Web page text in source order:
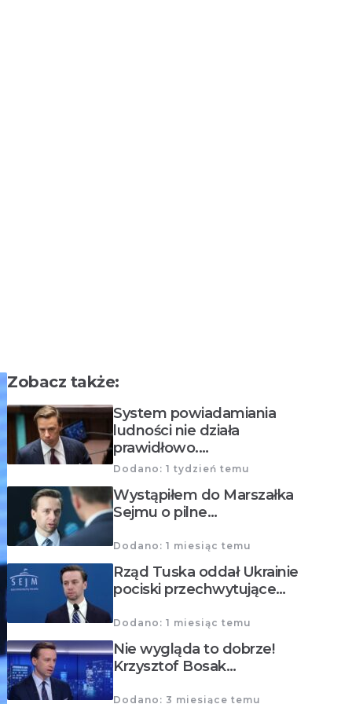
Zobacz także:
System powiadamiania
ludności nie działa
prawidłowo.…
Dodano: 1 tydzień temu
Wystąpiłem do Marszałka
Sejmu o pilne…
Dodano: 1 miesiąc temu
Rząd Tuska oddał Ukrainie
pociski przechwytujące…
Dodano: 1 miesiąc temu
Nie wygląda to dobrze!
Krzysztof Bosak…
Dodano: 3 miesiące temu